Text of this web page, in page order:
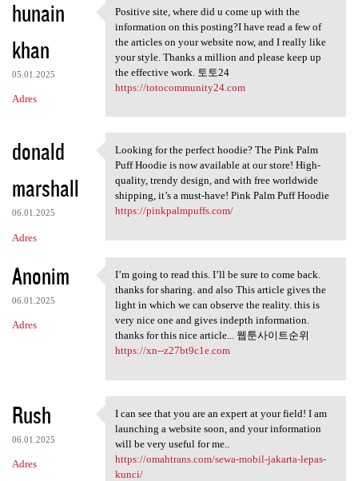
hunain
khan
05.01.2025
Adres
Positive site, where did u
Positive site, where did u come up with the
information on this posting?I have read a few of
the articles on your website now, and I really like
your style. Thanks a million and please keep up
the effective work. 토토24
https://totocommunity24.com
donald
marshall
06.01.2025
Adres
Looking for the perfect
Looking for the perfect hoodie? The Pink Palm
Puff Hoodie is now available at our store! High-
quality, trendy design, and with free worldwide
shipping, it’s a must-have! Pink Palm Puff Hoodie
https://pinkpalmpuffs.com/
Anonim
06.01.2025
Adres
I’m going to read this. I’ll
I’m going to read this. I’ll be sure to come back.
thanks for sharing. and also This article gives the
light in which we can observe the reality. this is
very nice one and gives indepth information.
thanks for this nice article... 웹툰사이트순위
https://xn--z27bt9c1e.com
Rush
06.01.2025
Adres
I can see that you are an
I can see that you are an expert at your field! I am
launching a website soon, and your information
will be very useful for me..
https://omahtrans.com/sewa-mobil-jakarta-lepas-
kunci/